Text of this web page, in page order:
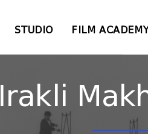
STUDIO FILM
Irakli